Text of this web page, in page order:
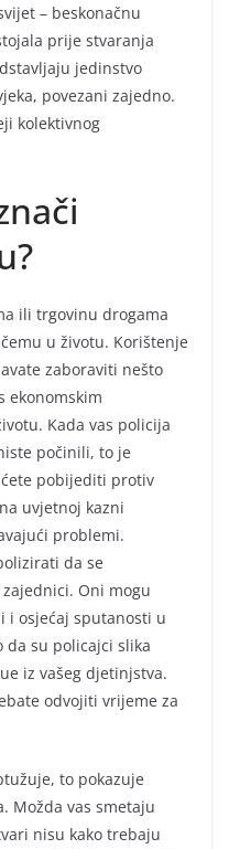
– beskonačnu
prije stvaranja
jedinstvo
povezani zajedno.
kolektivnog
ili trgovinu drogama
u životu. Korištenje
zaboraviti nešto
ekonomskim
Kada vas policija
počinili, to je
pobijediti protiv
uvjetnoj kazni
problemi.
da se
Oni mogu
i osjećaj sputanosti u
su policajci slika
iz vašeg djetinjstva.
odvojiti vrijeme za
to pokazuje
Možda vas smetaju
nisu kako trebaju